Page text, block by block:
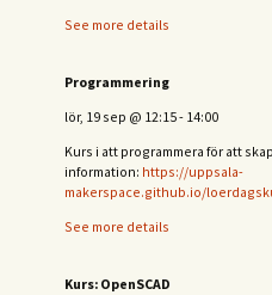
See more details
Programmering
lör, 19 sep @ 12:15- 14:00
Kurs i att programmera för att
information: https://uppsala-
makerspace.github.io/
See more details
Kurs: OpenSCAD